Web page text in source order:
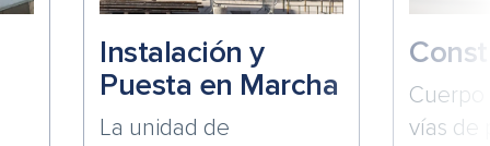
Instalación y
Puesta en Marcha
La unidad de
vías de